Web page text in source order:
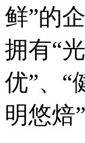
鲜”的
拥有“
优”、“
明悠焙